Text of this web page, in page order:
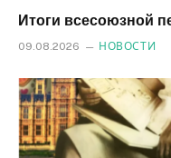
Итоги всесоюзной
09.08.2026 НОВОСТИ